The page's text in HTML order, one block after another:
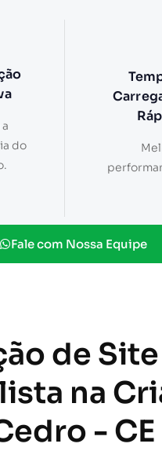
do
Fale com Nossa Equipe
de
na
- CE